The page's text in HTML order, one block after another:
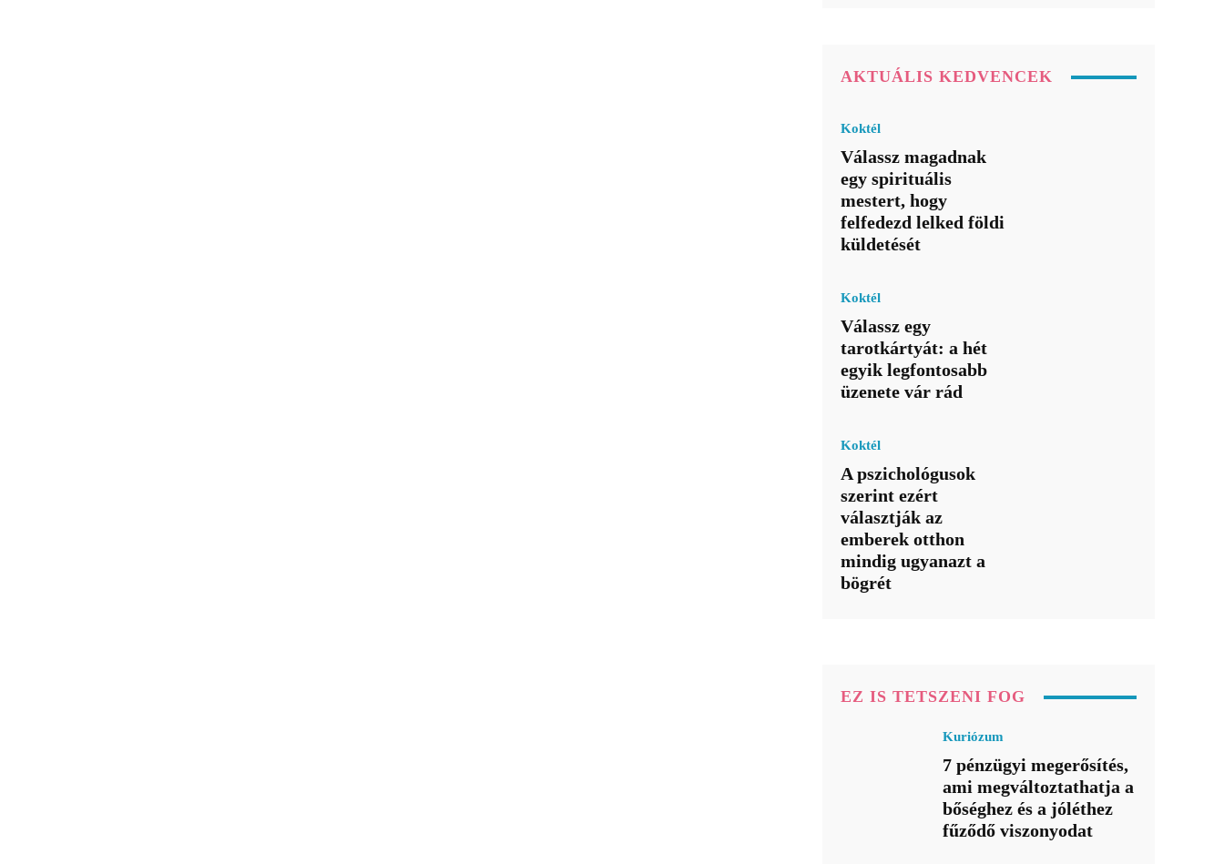
AKTUÁLIS KEDVENCEK
Koktél
Válassz magadnak
egy spirituális
mestert, hogy
felfedezd lelked földi
küldetését
Koktél
Válassz egy
tarotkártyát: a hét
egyik legfontosabb
üzenete vár rád
Koktél
A pszichológusok
szerint ezért
választják az
emberek otthon
mindig ugyanazt a
bögrét
EZ IS TETSZENI FOG
Kuriózum
7 pénzügyi megerősítés,
ami megváltoztathatja a
bőséghez és a jóléthez
fűződő viszonyodat